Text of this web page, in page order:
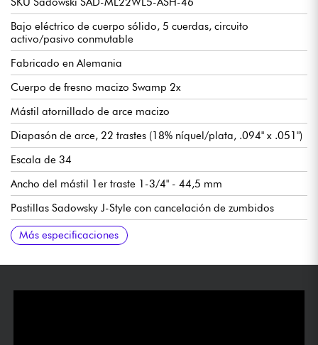
Bajo eléctrico de cuerpo sólido, 5 cuerdas, circuito
activo/pasivo conmutable
Fabricado en Alemania
Cuerpo de fresno macizo Swamp 2x
Mástil atornillado de arce macizo
Diapasón de arce, 22 trastes (18% níquel/plata, .094" x .051")
Escala de 34
Ancho del mástil 1er traste 1-3/4" - 44,5 mm
Pastillas Sadowsky J-Style con cancelación de zumbidos
Preamplificador Sadowsky Custom Will Lee Peamp (on/off
mid-boost, 500 Hz u 800 Hz, ancho o estrecho de banda)
Volumen / Balance / Control de tono Vintage (push/pull para
bypass de previo) / Agudos y graves (potenciómetros
Puente Sadowsky de liberación rápida de cuerdas
Clavijas de afinación Sadowsky Light
Se entrega en funda Sadowsky Portabag
Más especificaciones